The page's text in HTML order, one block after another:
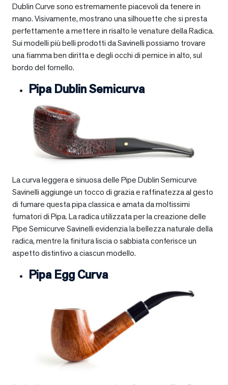
Dublin Curve sono estremamente piacevoli da tenere in
mano. Visivamente, mostrano una silhouette che si presta
perfettamente a mettere in risalto le venature della Radica.
Sui modelli più belli prodotti da Savinelli possiamo trovare
una fiamma ben diritta e degli occhi di pernice in alto, sul
bordo del fornello.
Pipa Dublin Semicurva
La curva leggera e sinuosa delle Pipe Dublin Semicurve
Savinelli aggiunge un tocco di grazia e raffinatezza al gesto
di fumare questa pipa classica e amata da moltissimi
fumatori di Pipa. La radica utilizzata per la creazione delle
Pipe Semicurve Savinelli evidenzia la bellezza naturale della
radica, mentre la finitura liscia o sabbiata conferisce un
aspetto distintivo a ciascun modello.
Pipa Egg Curva